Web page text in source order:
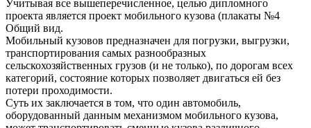
Учитывая все вышеперечисленное, целью дипломного
проекта является проект мобильного кузова (плакаты №4
Общий вид.
Мобильный кузовов предназначен для погрузки, выгрузки,
транспортирования самых разнообразных
сельскохозяйственных грузов (и не только), по дорогам всех
категорий, состояние которых позволяет двигаться ей без
потери проходимости.
Суть их заключается в том, что один автомобиль,
оборудованный данным механизмом мобильного кузова,